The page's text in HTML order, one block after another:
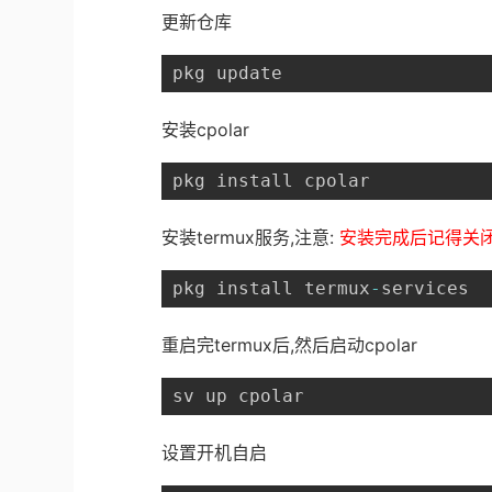
更新仓库
pkg update
安装cpolar
pkg install cpolar
安装termux服务,注意: 安装完成后记得关
pkg install termux- services
重启完termux后,然后启动cpolar
sv up cpolar
设置开机自启